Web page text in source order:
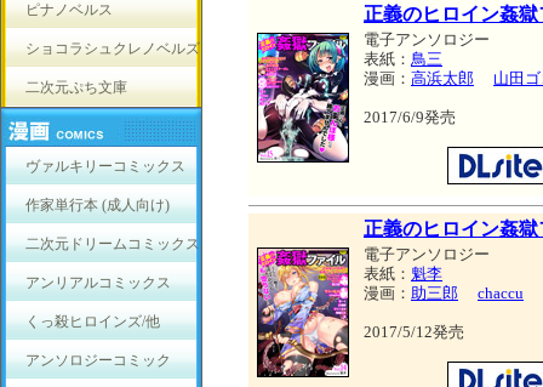
ピナノベルス
ショコラシュクレノベルズ
二次元ぷち文庫
ヴァルキリーコミックス
作家単行本 (成人向け)
二次元ドリームコミックス
アンリアルコミックス
くっ殺ヒロインズ/他
アンソロジーコミック
正義のヒロイン姦
電子アンソロジー
表紙： 鳥三
漫画： 高浜太郎 山田
2017/6/9発売
正義のヒロイン姦
電子アンソロジー
表紙： 魁李
漫画： 助三郎 chaccu
2017/5/12発売